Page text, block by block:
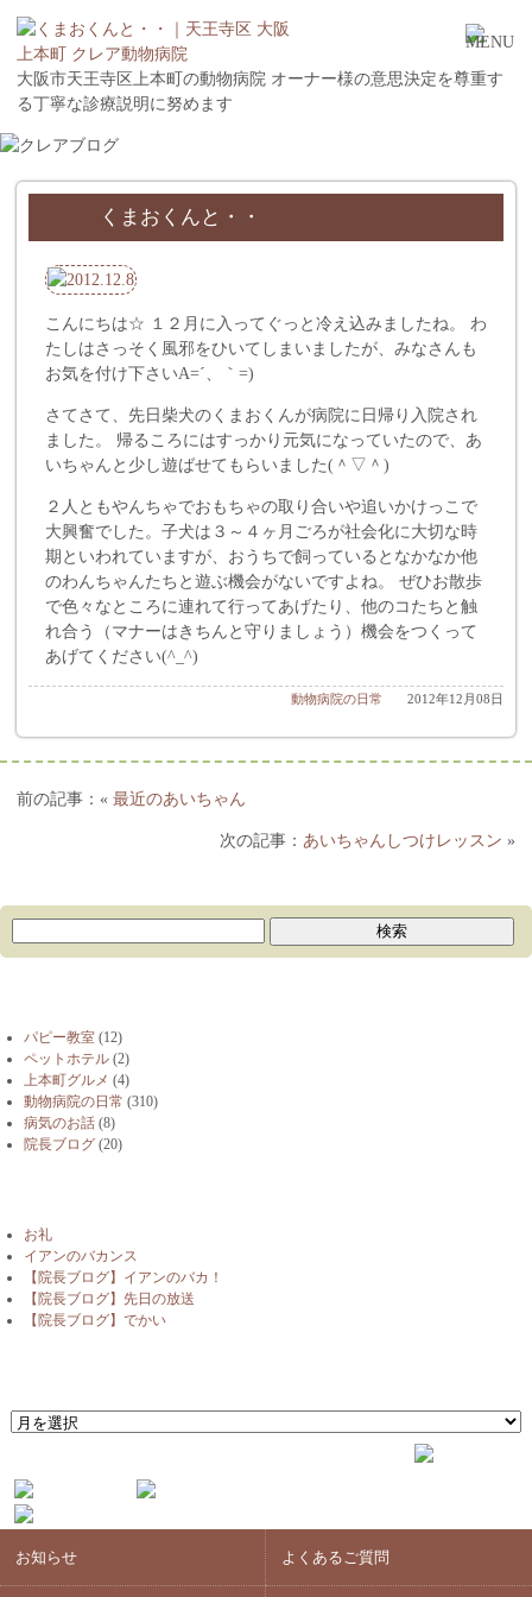
大阪市天王寺区上本町の動物病院 オーナー様の意思決定を尊重す
る丁寧な診療説明に努めます
くまおくんと・・
こんにちは☆ １２月に入ってぐっと冷え込みましたね。 わ
たしはさっそく風邪をひいてしまいましたが、みなさんも
お気を付け下さいA=´、｀=)ゞ
さてさて、先日柴犬のくまおくんが病院に日帰り入院され
ました。 帰るころにはすっかり元気になっていたので、あ
いちゃんと少し遊ばせてもらいました(＾▽＾)
２人ともやんちゃでおもちゃの取り合いや追いかけっこで
大興奮でした。子犬は３～４ヶ月ごろが社会化に大切な時
期といわれていますが、おうちで飼っているとなかなか他
のわんちゃんたちと遊ぶ機会がないですよね。 ぜひお散歩
で色々なところに連れて行ってあげたり、他のコたちと触
れ合う（マナーはきちんと守りましょう）機会をつくって
あげてください(^_^)
2012年12月08日
動物病院の日常
« 最近のあいちゃん
あいちゃんしつけレッスン »
パピー教室 (12)
ペットホテル (2)
上本町グルメ (4)
動物病院の日常 (310)
病気のお話 (8)
院長ブログ (20)
お礼
イアンのバカンス
【院長ブログ】イアンのバカ！
【院長ブログ】先日の放送
【院長ブログ】でかい
月
別
お知らせ よくあるご質問